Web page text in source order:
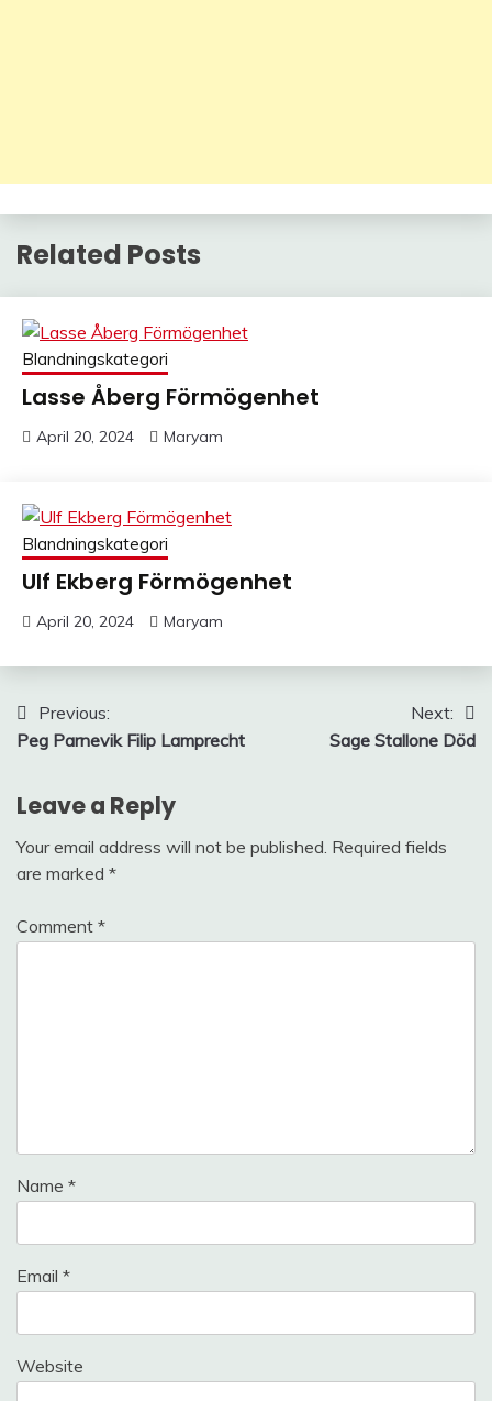
Related Posts
Blandningskategori
Lasse Åberg Förmögenhet
April 20, 2024 Maryam
Blandningskategori
Ulf Ekberg Förmögenhet
April 20, 2024 Maryam
Post
navigation
Previous:
Peg Parnevik Filip Lamprecht
Next:
Sage Stallone Död
Leave a Reply
Your email address will not be published. Required fields
are marked *
Comment *
Name *
Email *
Website